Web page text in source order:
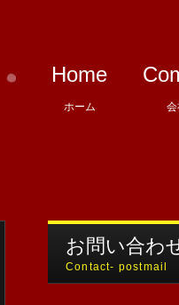
Home
ホーム 会
お問い合わ
Contact- postmail